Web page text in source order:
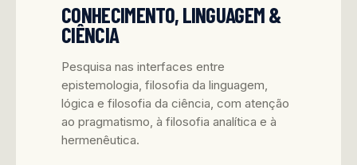
CONHECIMENTO, LINGUAGEM &
CIÊNCIA
Pesquisa nas interfaces entre
epistemologia, filosofia da linguagem,
lógica e filosofia da ciência, com atenção
ao pragmatismo, à filosofia analítica e à
hermenêutica.